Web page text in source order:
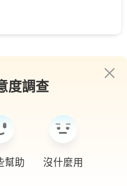
度調查
幫助 沒什麼用